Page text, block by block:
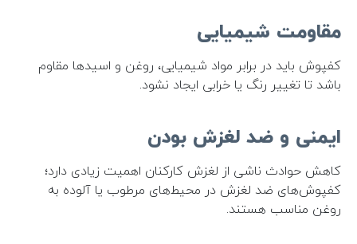
مقاومت شیمیایی
کفپوش باید در برابر مواد شیمیایی، روغن و اسیدها مقاوم
باشد تا تغییر رنگ یا خرابی ایجاد نشود.
ایمنی و ضد لغزش بودن
کاهش حوادث ناشی از لغزش کارکنان اهمیت زیادی دارد؛
کفپوش‌های ضد لغزش در محیط‌های مرطوب یا آلوده به
روغن مناسب هستند.